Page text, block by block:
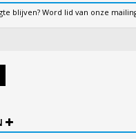
blijven? Word lid van onze